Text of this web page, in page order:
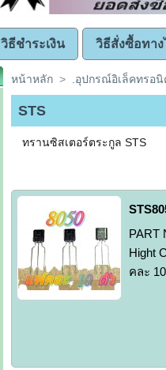
วิธีชำระเงิน วิธีสั่งซื้อทา
หน้าหลัก > .อุปกรณ์อิเล็คทรอ
STS
ทรานซิสเตอร์ตระกูล STS
PART
Hight
คละ